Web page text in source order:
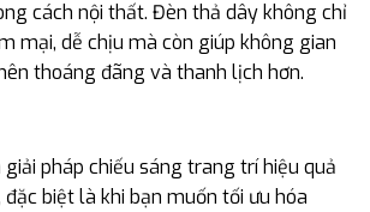
cách nội thất. Đèn thả dây không chỉ
mại, dễ chịu mà còn giúp không gian
thoáng đãng và thanh lịch hơn.
giải pháp chiếu sáng trang trí hiệu quả
biệt là khi bạn muốn tối ưu hóa